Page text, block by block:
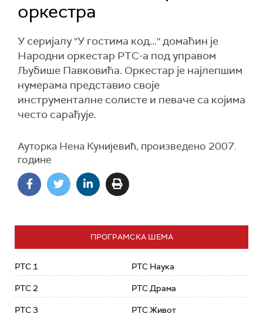
оркестра
У серијалу ''У гостима код...'' домаћин je
Народни оркестар РТС-а под управом
Љубише Павковића. Оркестар је најлепшим
нумерама представио своје
инструменталне солисте и певаче са којима
често сарађује.
Ауторка Нена Кунијевић, произведено 2007.
године
ПРОГРАМСКА ШЕМА
РТС 1
РТС 2
РТС 3
РТС Наука
РТС Драма
РТС Живот